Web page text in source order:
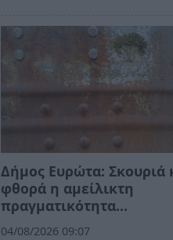
Δήμος Ευρώτα: Σκουριά
φθορά η αμείλικτη
πραγματικότητα…
04/08/2026 09:07